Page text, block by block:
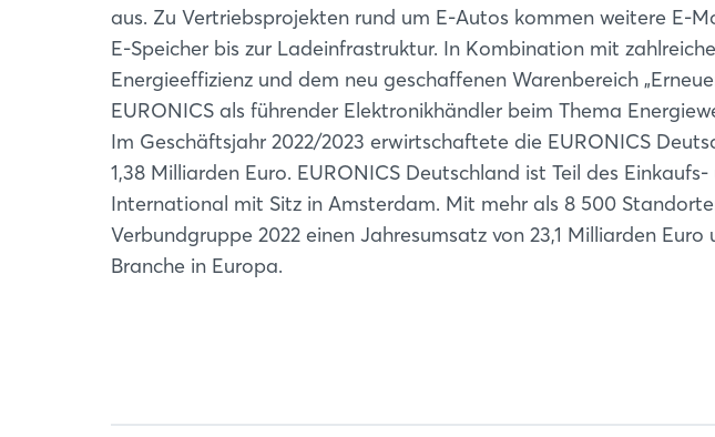
aus. Zu Vertriebsprojekten rund um E-Autos kommen weitere E-
E-Speicher bis zur Ladeinfrastruktur. In Kombination mit
Energieeffizienz und dem neu geschaffenen Warenbereich
EURONICS als führender Elektronikhändler beim Thema
Im Geschäftsjahr 2022/2023 erwirtschaftete die EURONICS
1,38 Milliarden Euro. EURONICS Deutschland ist Teil des
International mit Sitz in Amsterdam. Mit mehr als 8 500
Verbundgruppe 2022 einen Jahresumsatz von 23,1 Milliarden
Branche in Europa.